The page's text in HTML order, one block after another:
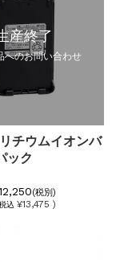
産終了
へのお問い合わせ
チウムイオンバ
ック
(税別)
込 ¥13,475 )